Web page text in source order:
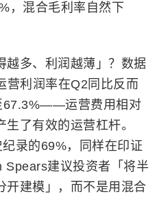
，混合毛利率自然下
越多、利润越薄」？数据
营利润率在Q2同比反而
67.3%——运营费用相对
了有效的运营杠杆。
录的69%，同样在印证
建议投资者「将半
开建模」，而不是用混合